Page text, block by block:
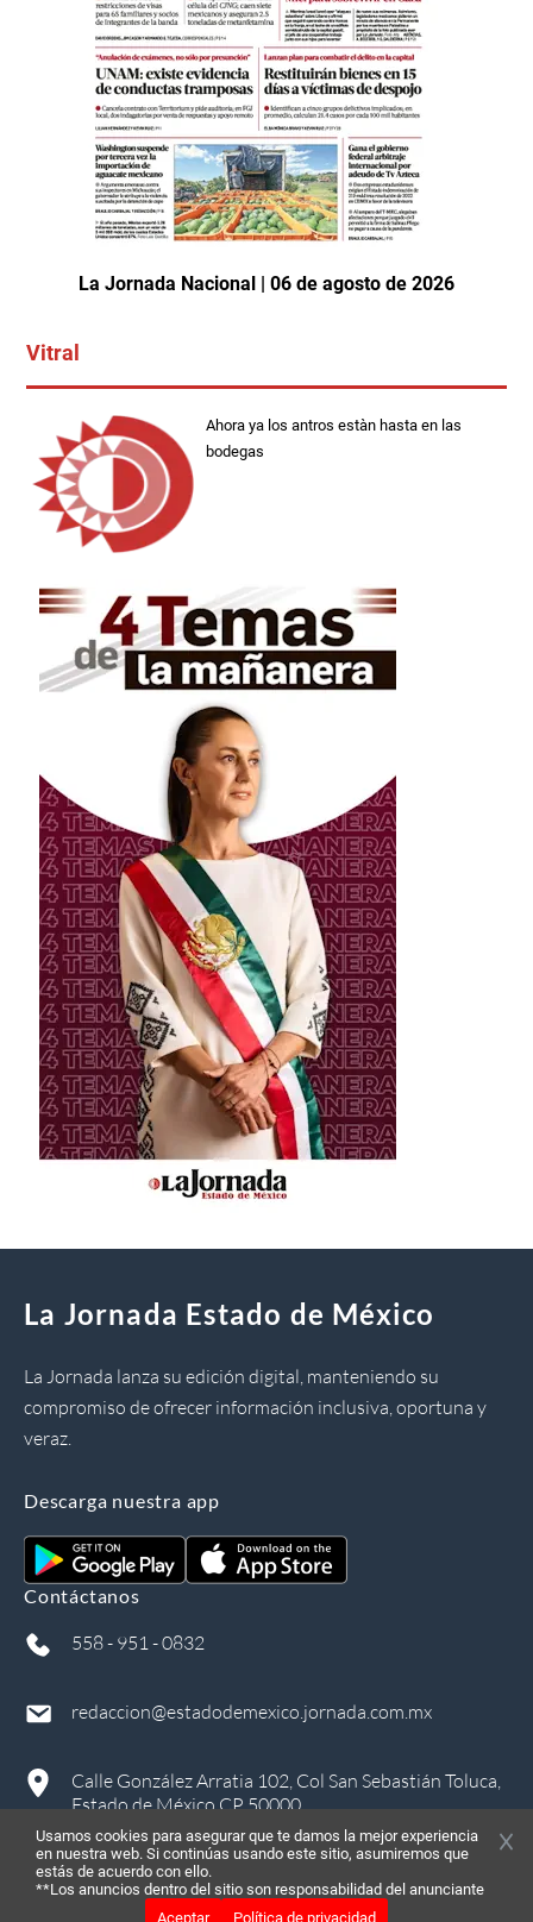
La Jornada Nacional | 06 de agosto de 2026
Vitral
Ahora ya los antros estàn hasta en las
bodegas
La Jornada Estado de México
La Jornada lanza su edición digital, manteniendo su
compromiso de ofrecer información inclusiva, oportuna y
veraz.
Descarga nuestra app
Contáctanos
558 - 951 - 0832
redaccion@estadodemexico.jornada.com.mx
Calle González Arratia 102, Col San Sebastián Toluca,
Estado de México CP 50000
Usamos cookies para asegurar que te damos la mejor experiencia
en nuestra web. Si continúas usando este sitio, asumiremos que
estás de acuerdo con ello.
**Los anuncios dentro del sitio son responsabilidad del anunciante
Aceptar
Política de privacidad